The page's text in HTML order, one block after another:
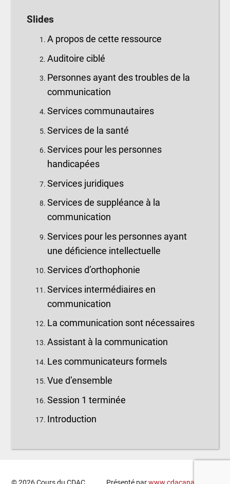
Slides
A propos de cette ressource
Auditoire ciblé
Personnes ayant des troubles de la
communication
Services communautaires
Services de la santé
Services pour les personnes
handicapées
Services juridiques
Services de suppléance à la
communication
Services pour les personnes ayant
une déficience intellectuelle
Services d’orthophonie
Services intermédiaires en
communication
La communication sont nécessaires
Assistant à la communication
Les communicateurs formels
Vue d’ensemble
Session 1 terminée
Introduction